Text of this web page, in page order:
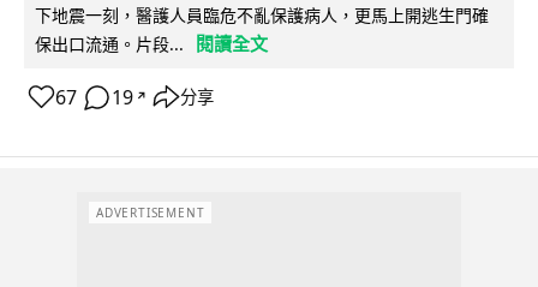
下地震一刻，醫護人員臨危不亂保護病人，更馬上開逃生門確
保出口流通。片段...
閱讀全文
67 19 ↗ 分享
ADVERTISEMENT